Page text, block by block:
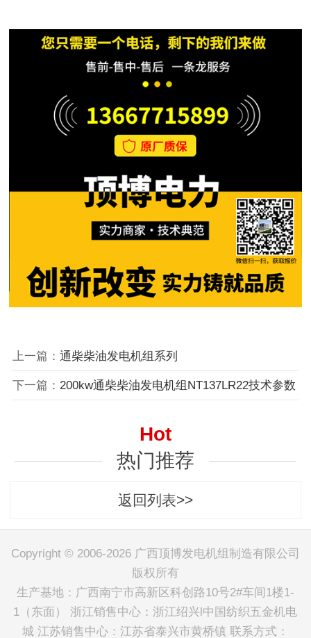
上一篇： 通柴柴油发电机组系列
下一篇： 200kw通柴柴油发电机组NT137LR22技术参数
Hot
热门推荐
返回列表>>
Copyright © 2006-2026 广西顶博发电机组制造有限公司
版权所有
生产基地：广西南宁市高新区科创路10号2#车间1楼1-
1（东面） 浙江销售中心：浙江绍兴l中国纺织五金机电
城 江苏销售中心：江苏省泰兴市黄桥镇 联系方式：